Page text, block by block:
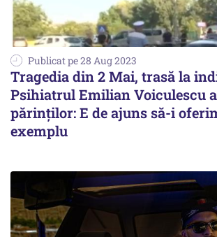
Publicat pe 28 Aug 2023
Tragedia din 2 Mai, trasă la
Psihiatrul Emilian Voiculescu
părinților: E de ajuns să-i
exemplu